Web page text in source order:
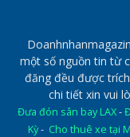
một số nguồn tin từ
đăng đều được
chi tiết xin vui
Đưa đón sân bay LAX-
Kỳ- Cho thuê xe tại